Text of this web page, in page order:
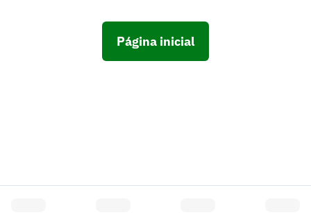
Página inicial